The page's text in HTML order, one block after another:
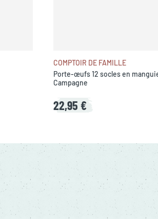
COMPTOIR DE FAMILLE
Porte-œufs 12 socles en
Campagne
22,95 €